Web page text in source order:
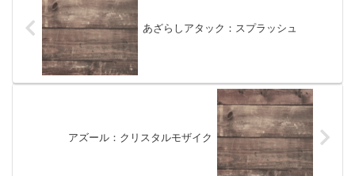
あざらしアタック：スプラッシュ
アズール：クリスタルモザイク